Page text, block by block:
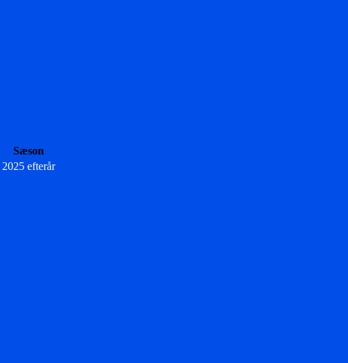
Sæson
2025 efterår